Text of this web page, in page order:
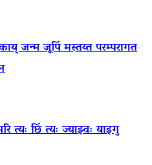
जन्म जूपिं मस्तय्त परम्परागत
त्यः छिं त्यः ज्याझ्वः याइगु